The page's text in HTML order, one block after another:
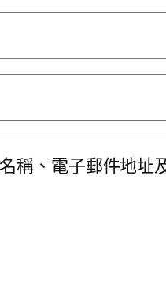
稱、電子郵件地址